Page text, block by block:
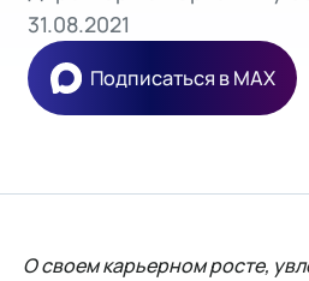
31.08.2021
Подписаться в MAX
О своем карьерном росте,